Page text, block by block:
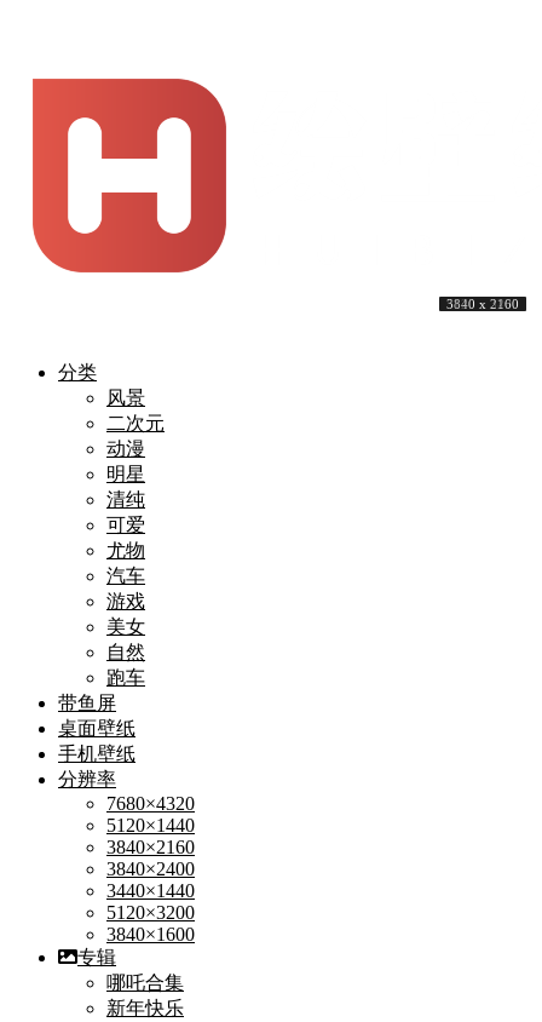
分类
风景
二次元
动漫
明星
清纯
可爱
尤物
汽车
游戏
美女
自然
跑车
带鱼屏
桌面壁纸
手机壁纸
分辨率
7680×4320
5120×1440
3840×2160
3840×2400
3440×1440
5120×3200
3840×1600
专辑
哪吒合集
新年快乐
3840 x 2160
3840 x 2160
4096 x 2341
3840 x 2160
3840 x 2160
3840 x 2160
3840 x 2400
3840 x 2160
5120 x 3200
3840 x 2160